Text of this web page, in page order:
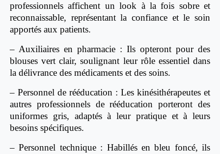
professionnels affichent un look à la fois sobre et
reconnaissable, représentant la confiance et le soin
apportés aux patients.
– Auxiliaires en pharmacie : Ils opteront pour des
blouses vert clair, soulignant leur rôle essentiel dans
la délivrance des médicaments et des soins.
– Personnel de rééducation : Les kinésithérapeutes et
autres professionnels de rééducation porteront des
uniformes gris, adaptés à leur pratique et à leurs
besoins spécifiques.
– Personnel technique : Habillés en bleu foncé, ils